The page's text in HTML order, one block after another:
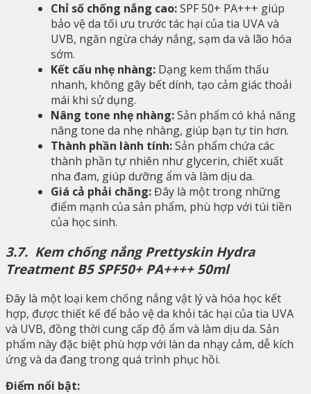
Chỉ số chống nắng cao:SPF 50+ PA+++ giúp
bảo vệ da tối ưu trước tác hại của tia UVA và
UVB, ngăn ngừa cháy nắng, sạm da và lão hóa
sớm.
Kết cấu nhẹ nhàng: Dạng kem thẩm thấu
nhanh, không gây bết dính, tạo cảm giác thoải
mái khi sử dụng.
Nâng tone nhẹ nhàng:Sản phẩm có khả năng
nâng tone da nhẹ nhàng, giúp bạn tự tin hơn.
Thành phần lành tính:Sản phẩm chứa các
thành phần tự nhiên như glycerin, chiết xuất
nha đam, giúp dưỡng ẩm và làm dịu da.
Giá cả phải chăng:Đây là một trong những
điểm mạnh của sản phẩm, phù hợp với túi tiền
của học sinh.
3.7. Kem chống nắng Prettyskin Hydra
Treatment B5 SPF50+ PA++++ 50ml
Đây là một loại kem chống nắng vật lý và hóa học kết
hợp, được thiết kế để bảo vệ da khỏi tác hại của tia UVA
và UVB, đồng thời cung cấp độ ẩm và làm dịu da. Sản
phẩm này đặc biệt phù hợp với làn da nhạy cảm, dễ kích
ứng và da đang trong quá trình phục hồi.
Điểm nổi bật: